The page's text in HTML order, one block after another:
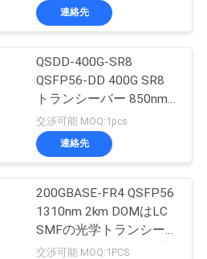
連絡先
QSDD-400G-SR8
QSFP56-DD 400G SR8
トランシーバー 850nm
150M MPT/MPO-16
DOM
交渉可能 MOQ:1pcs
連絡先
200GBASE-FR4 QSFP56
1310nm 2km DOMはLC
SMFの光学トランシー
バー モジュールを二重
交渉可能 MOQ:1PCS